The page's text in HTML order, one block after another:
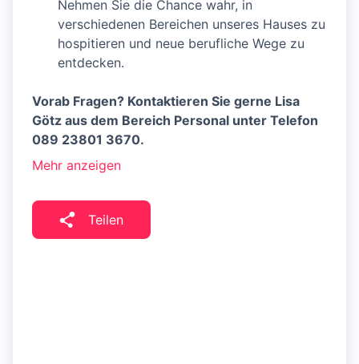
Nehmen Sie die Chance wahr, in
verschiedenen Bereichen unseres Hauses zu
hospitieren und neue berufliche Wege zu
entdecken.
Vorab Fragen? Kontaktieren Sie gerne Lisa
Götz aus dem Bereich Personal unter Telefon
089 23801 3670.
Mehr anzeigen
Teilen